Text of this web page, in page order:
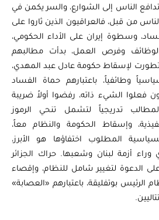
الناس إلى الشوارع، والسر يكمن في
من قبل، فالعراقيون الذين ثاروا على
وسطوة إيران على الأداء الحكومي،
وفرص العمل، بدأت مطالبهم
لإسقاط حكومة عادل عبد المهدي،
وطائفياً، باعتبارهم حماة الفساد
فعلوا الشيء ذاته، رفضوا أولاً ضريبة
تدريجياً لتشمل تنحي الرموز
وإسقاط الحكومة والنظام معاً،
المطلوب اختفاؤها هو الأبرز،
أزمة لبنان وشعبها. حراك الجزائر
الدعوة لتغيير شامل للنظام، وإقصاء
بوتفليقة، باعتبارهم «العصابة»